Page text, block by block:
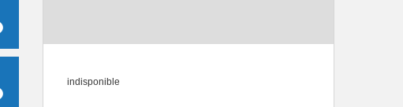
indisponible